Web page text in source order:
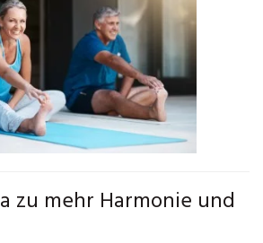
zu mehr Harmonie und